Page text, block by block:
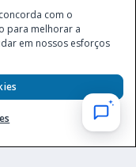
52.868.380/0001-84), com
3º andar, Itaim Bibi, no
133, Brasil - empresa
território nacional pela
conforme Portaria nº
em 11.2.2025.
com o
para melhorar a
em nossos esforços